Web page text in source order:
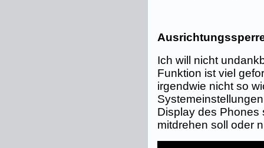
Ich will nicht
Funktion ist viel
irgendwie nicht so
Display des Phones
mitdrehen soll oder